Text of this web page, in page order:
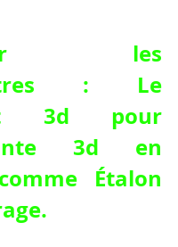
les
3d pour
3d en
Étalon